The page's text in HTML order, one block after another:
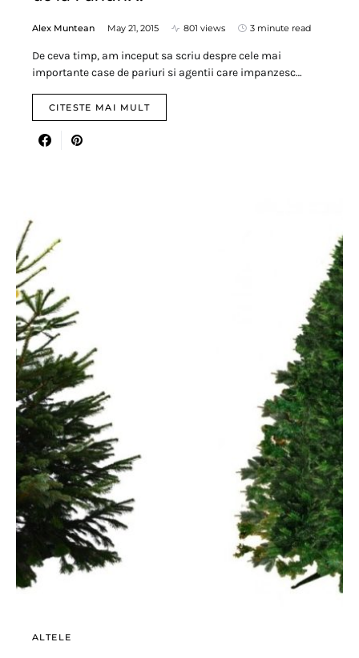
Alex Muntean May 21, 2015 801 views 3 minute read
De ceva timp, am inceput sa scriu despre cele mai
importante case de pariuri si agentii care impanzesc…
CITESTE MAI MULT
ALTELE